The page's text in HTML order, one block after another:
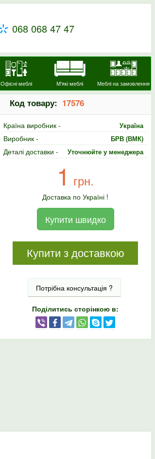
068 068 47 47
Офісні меблі М'які меблі Меблі на замовлення
Код товару: 17576
Країна виробник - Україна
Виробник - БРВ (ВМК)
Деталі доставки - Уточнюйте у менеджера
1 грн.
Доставка по Україні !
Купити швидко
Купити з доставкою
Потрібна консультація ?
Поділитись сторінкою в: